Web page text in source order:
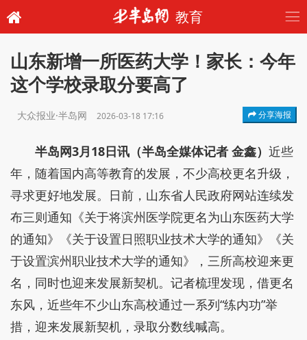
教育
山东新增一所医药大学！家长：今年
这个学校录取分要高了
大众报业·半岛网 2026-03-18 17:16 分享海报
半岛网3月18日讯（半岛全媒体记者 金鑫） 近些
年，随着国内高等教育的发展，不少高校更名升级，
寻求更好地发展。日前，山东省人民政府网站连续发
布三则通知《关于将滨州医学院更名为山东医药大学
的通知》《关于设置日照职业技术大学的通知》《关
于设置滨州职业技术大学的通知》，三所高校迎来更
名，同时也迎来发展新契机。记者梳理发现，借更名
东风，近些年不少山东高校通过一系列“练内功”举
措，迎来发展新契机，录取分数线喊高。